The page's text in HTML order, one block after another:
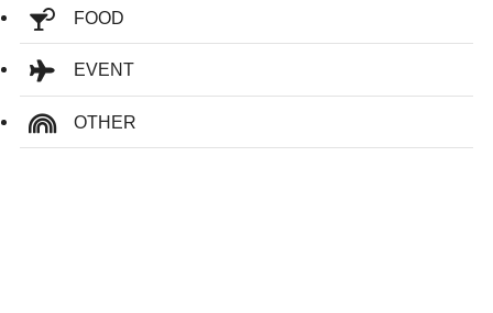
FOOD
EVENT
OTHER